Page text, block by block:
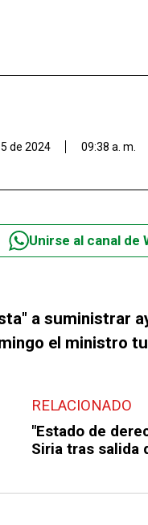
de 2024 09:38 a. m.
Unirse al canal de
a suministrar
el ministro
RELACIONADO
"Estado de
Siria tras salida